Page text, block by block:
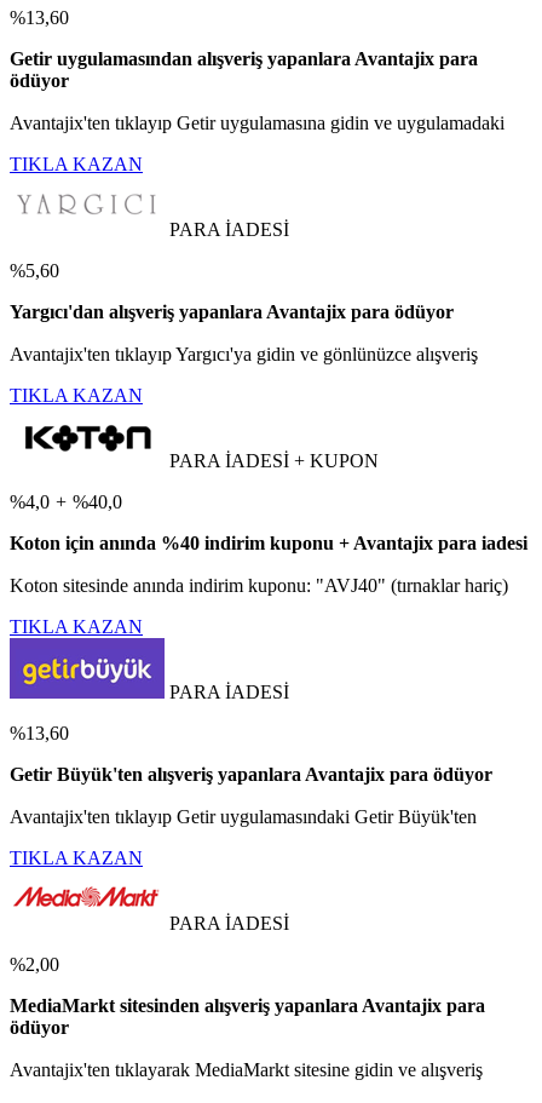
%13,60
Getir uygulamasından alışveriş yapanlara Avantajix para
ödüyor
Avantajix'ten tıklayıp Getir uygulamasına gidin ve uygulamadaki
TIKLA KAZAN
PARA İADESİ
%5,60
Yargıcı'dan alışveriş yapanlara Avantajix para ödüyor
Avantajix'ten tıklayıp Yargıcı'ya gidin ve gönlünüzce alışveriş
TIKLA KAZAN
PARA İADESİ + KUPON
%4,0 + %40,0
Koton için anında %40 indirim kuponu + Avantajix para iadesi
Koton sitesinde anında indirim kuponu: "AVJ40" (tırnaklar hariç)
TIKLA KAZAN
PARA İADESİ
%13,60
Getir Büyük'ten alışveriş yapanlara Avantajix para ödüyor
Avantajix'ten tıklayıp Getir uygulamasındaki Getir Büyük'ten
TIKLA KAZAN
PARA İADESİ
%2,00
MediaMarkt sitesinden alışveriş yapanlara Avantajix para
ödüyor
Avantajix'ten tıklayarak MediaMarkt sitesine gidin ve alışveriş